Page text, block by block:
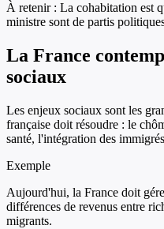
À retenir : La cohabitation est
ministre sont de partis
La France
sociaux
Les enjeux sociaux sont les
française doit résoudre : le
santé, l'intégration des
Exemple
Aujourd'hui, la France doit
différences de revenus entre
migrants.